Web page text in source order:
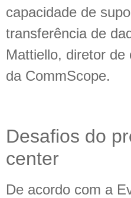
capacidade de
transferência de
Mattiello, diretor
da CommScope.
Desafios do
center
De acordo com a